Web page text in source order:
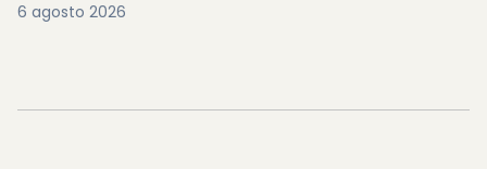
6 agosto 2026